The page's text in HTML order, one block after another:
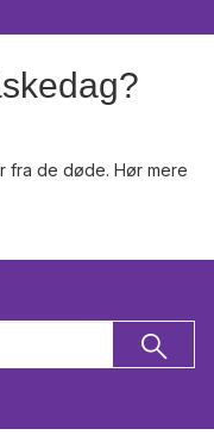
fra de døde. Hør mere